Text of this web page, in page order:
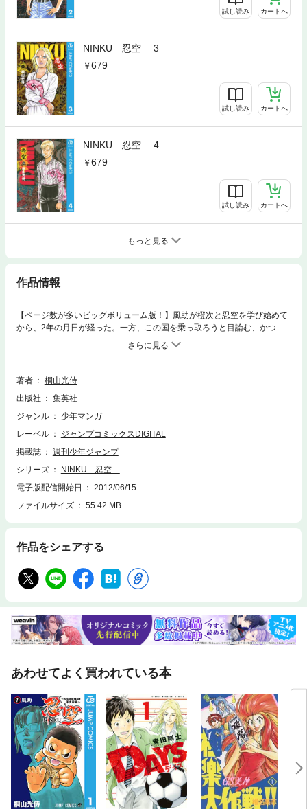
試し読み カートへ
NINKU―忍空― 3
679
試し読み カートへ
NINKU―忍空― 4
679
試し読み カートへ
もっと見る
作品情報
【ページ数が多いビッグボリューム版！】風助が橙次と忍空を学び始めて
から、2年の月日が経った。一方、この国を乗っ取ろうと目論む、かつて
の幕臣たちの一部は夜叉連合を作り、台頭してきていた。そんな中、修業
に明け暮れる風助たちの前に、夜叉連合のものと思われる、野犬の群れが
襲いかかる！！巻末に許斐剛先生からの文庫化おめでとうイラストを掲
載！！
著者
桐山光侍
出版社
集英社
ジャンル
少年マンガ
レーベル
ジャンプコミックスDIGITAL
掲載誌
週刊少年ジャンプ
シリーズ
NINKU―忍空―
電子版配信開始日
2012/06/15
ファイルサイズ
55.42 MB
作品をシェアする
あわせてよく買われている本